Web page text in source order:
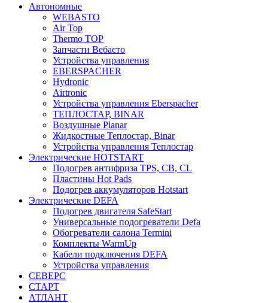
Автономные
WEBASTO
Air Top
Thermo TOP
Запчасти Вебасто
Устройства управления
EBERSPACHER
Hydronic
Airtronic
Устройства управления Eberspacher
ТЕПЛОСТАР, BINAR
Воздушные Planar
Жидкостные Теплостар, Binar
Устройства управления Теплостар
Электрические HOTSTART
Подогрев антифриза TPS, CB, CL
Пластины Hot Pads
Подогрев аккумуляторов Hotstart
Электрические DEFA
Подогрев двигателя SafeStart
Универсальные подогреватели Defa
Обогреватели салона Termini
Комплекты WarmUp
Кабели подключения DEFA
Устройства управления
СЕВЕРС
СТАРТ
АТЛАНТ